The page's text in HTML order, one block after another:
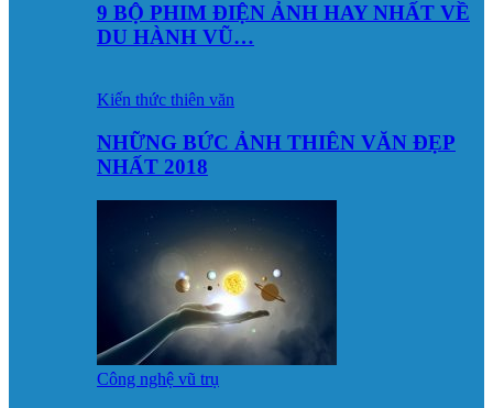
9 BỘ PHIM ĐIỆN ẢNH HAY NHẤT VỀ
DU HÀNH VŨ…
Kiến thức thiên văn
NHỮNG BỨC ẢNH THIÊN VĂN ĐẸP
NHẤT 2018
Công nghệ vũ trụ